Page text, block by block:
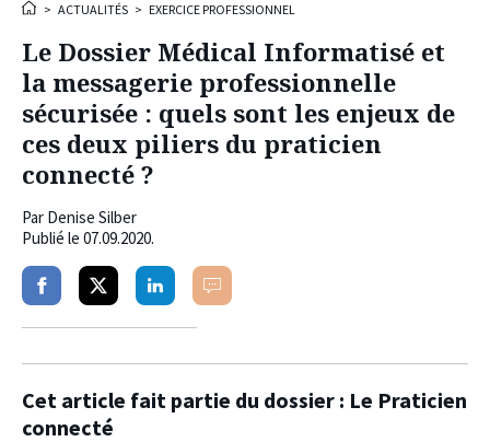
> ACTUALITÉS > EXERCICE PROFESSIONNEL
Le Dossier Médical Informatisé et
la messagerie professionnelle
sécurisée : quels sont les enjeux de
ces deux piliers du praticien
connecté ?
Par Denise Silber
Publié le 07.09.2020.
PartagerPartagerPartagerCommenter
Cet article fait partie du dossier : Le Praticien
connecté